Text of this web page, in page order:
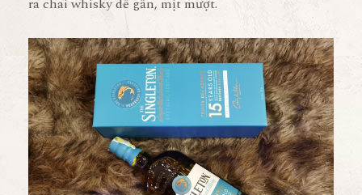
ra chai whisky dễ gần, mịt mượt.